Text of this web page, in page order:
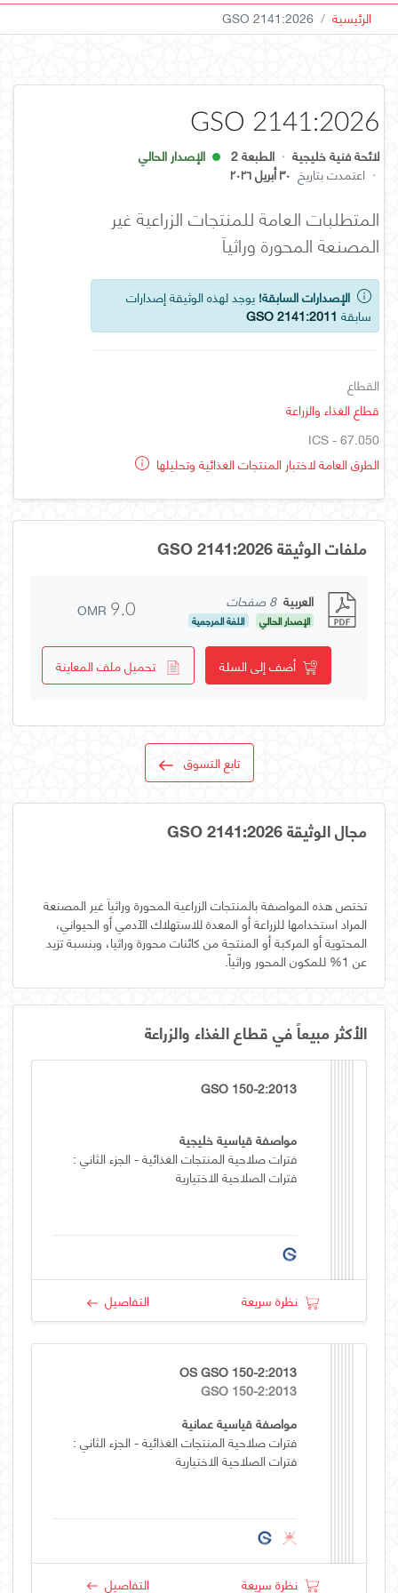
الرئيسية GSO 2141:2026
GSO 2141:2026
لائحة فنية خليجية · الطبعة 2
الإصدار الحالي
· اعتمدت بتاريخ ٣٠ أبريل ٢٠٢٦
المتطلبات العامة للمنتجات الزراعية غير
المصنعة المحورة وراثياَ
الإصدارات السابقة! يوجد لهذه الوثيقة إصدارات
سابقة GSO 2141:2011
القطاع
قطاع الغذاء والزراعة
ICS - 67.050
الطرق العامة لاختبار المنتجات الغذائية وتحليلها
ملفات الوثيقة GSO 2141:2026
العربية 8 صفحات
الإصدار الحالي اللغة المرجعية OMR 9.0
أضف إلى السلة تحميل ملف المعاينة
تابع التسوق
مجال الوثيقة GSO 2141:2026
تختص هذه المواصفة بالمنتجات الزراعية المحورة وراثياَ غير المصنعة
المراد استخدامها للزراعة أو المعدة للاستهلاك الآدمي أو الحيواني،
المحتوية أو المركبة أو المنتجة من كائنات محورة وراثيا، وبنسبة تزيد
عن 1% للمكون المحور وراثياً.
الأكثر مبيعاً في قطاع الغذاء والزراعة
GSO 150-2:2013
مواصفة قياسية خليجية
فترات صلاحية المنتجات الغذائية - الجزء الثاني :
فترات الصلاحية الاختيارية
نظرة سريعة التفاصيل
OS GSO 150-2:2013
GSO 150-2:2013
مواصفة قياسية عمانية
فترات صلاحية المنتجات الغذائية - الجزء الثاني :
فترات الصلاحية الاختيارية
نظرة سريعة التفاصيل